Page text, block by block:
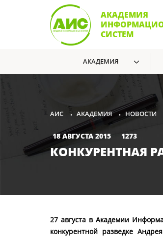
АКАДЕМИЯ
СИСТЕМ
АКАДЕМИЯ
АИС • АКАДЕМИЯ • НОВОСТИ
18 АВГУСТА 2015 1273
КОНКУРЕНТНАЯ
27 августа в Академии
конкурентной разведке